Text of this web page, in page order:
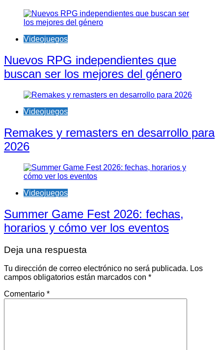
Videojuegos
Nuevos RPG independientes que
buscan ser los mejores del género
Videojuegos
Remakes y remasters en desarrollo para
2026
Videojuegos
Summer Game Fest 2026: fechas,
horarios y cómo ver los eventos
Deja una respuesta
Tu dirección de correo electrónico no será publicada. Los
campos obligatorios están marcados con *
Comentario *